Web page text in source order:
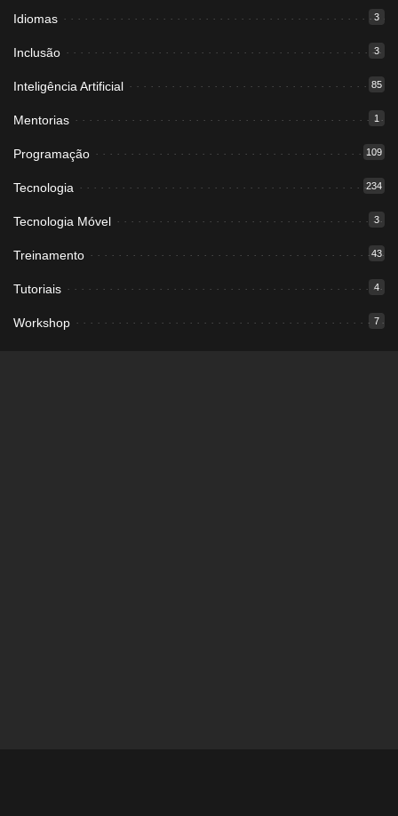
Idiomas 3
Inclusão 3
Inteligência Artificial 85
Mentorias 1
Programação 109
Tecnologia 234
Tecnologia Móvel 3
Treinamento 43
Tutoriais 4
Workshop 7